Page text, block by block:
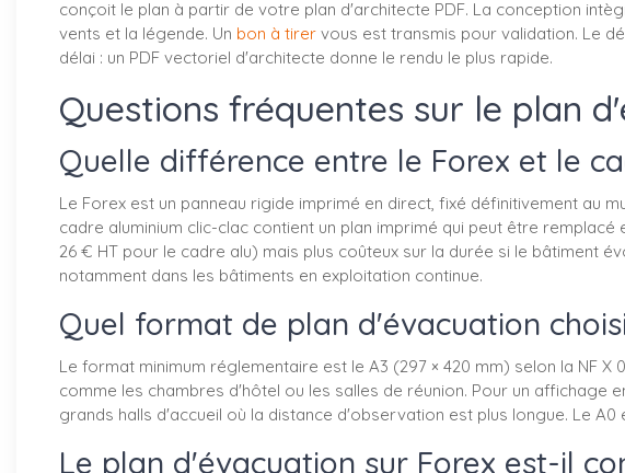
conçoit le plan à partir de votre plan d'architecte PDF. La conception
vents et la légende. Un bon à tirer vous est transmis pour validation. Le
délai : un PDF vectoriel d'architecte donne le rendu le plus rapide.
Questions fréquentes sur le plan
Quelle différence entre le Forex et le
Le Forex est un panneau rigide imprimé en direct, fixé définitivement au
cadre aluminium clic-clac contient un plan imprimé qui peut être
26 € HT pour le cadre alu) mais plus coûteux sur la durée si le bâtiment
notamment dans les bâtiments en exploitation continue.
Quel format de plan d'évacuation
Le format minimum réglementaire est le A3 (297 × 420 mm) selon la NF
comme les chambres d'hôtel ou les salles de réunion. Pour un affichage
grands halls d'accueil où la distance d'observation est plus longue. Le
Le plan d'évacuation sur Forex est-il